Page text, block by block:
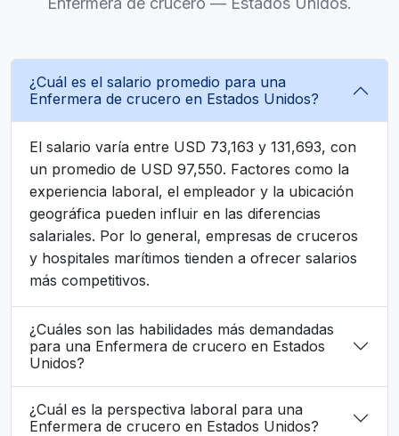
¿Cuál es el salario promedio para una
Enfermera de crucero en Estados Unidos?
El salario varía entre USD 73,163 y 131,693, con
un promedio de USD 97,550. Factores como la
experiencia laboral, el empleador y la ubicación
geográfica pueden influir en las diferencias
salariales. Por lo general, empresas de cruceros
y hospitales marítimos tienden a ofrecer salarios
más competitivos.
¿Cuáles son las habilidades más demandadas
para una Enfermera de crucero en Estados
Unidos?
¿Cuál es la perspectiva laboral para una
Enfermera de crucero en Estados Unidos?